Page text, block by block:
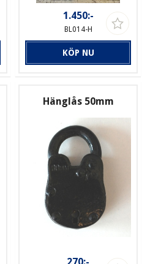
1.450:-
BL014-H
KÖP NU
Hänglås 50mm
270:-